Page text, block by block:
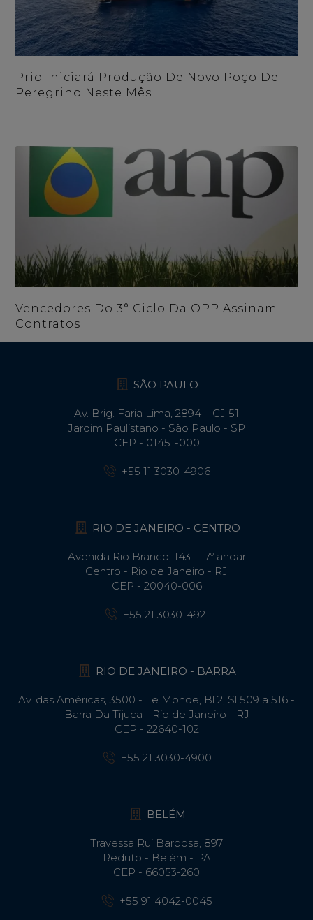
Prio Iniciará Produção De Novo Poço De
Peregrino Neste Mês
Vencedores Do 3° Ciclo Da OPP Assinam
Contratos
SÃO PAULO
Av. Brig. Faria Lima, 2894 – CJ 51
Jardim Paulistano - São Paulo - SP
CEP - 01451-000
+55 11 3030-4906
RIO DE JANEIRO - CENTRO
Avenida Rio Branco, 143 - 17º andar
Centro - Rio de Janeiro - RJ
CEP - 20040-006
+55 21 3030-4921
RIO DE JANEIRO - BARRA
Av. das Américas, 3500 - Le Monde, Bl 2, Sl 509 a 516 -
Barra Da Tijuca - Rio de Janeiro - RJ
CEP - 22640-102​
+55 21 3030-4900
BELÉM
Travessa Rui Barbosa, 897
Reduto - Belém - PA
CEP - 66053-260
+55 91 4042-0045